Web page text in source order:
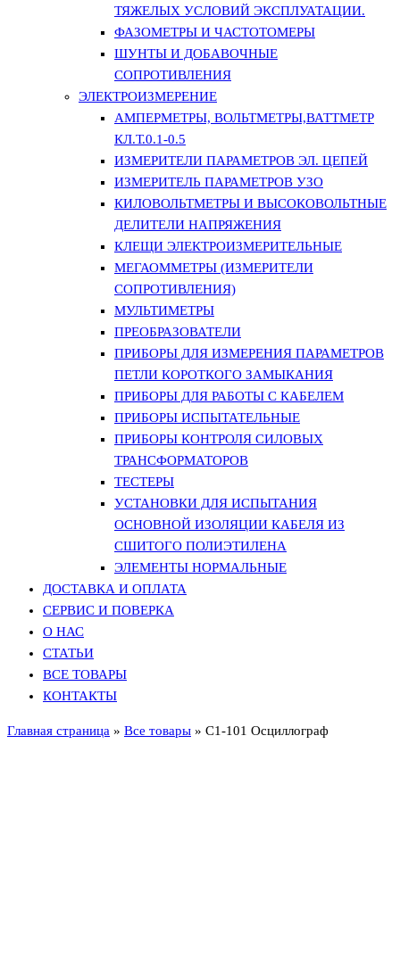
ТЯЖЕЛЫХ УСЛОВИЙ ЭКСПЛУАТАЦИИ.
ФАЗОМЕТРЫ И ЧАСТОТОМЕРЫ
ШУНТЫ И ДОБАВОЧНЫЕ
СОПРОТИВЛЕНИЯ
ЭЛЕКТРОИЗМЕРЕНИЕ
АМПЕРМЕТРЫ, ВОЛЬТМЕТРЫ,ВАТТМЕТР
КЛ.Т.0.1-0.5
ИЗМЕРИТЕЛИ ПАРАМЕТРОВ ЭЛ. ЦЕПЕЙ
ИЗМЕРИТЕЛЬ ПАРАМЕТРОВ УЗО
КИЛОВОЛЬТМЕТРЫ И ВЫСОКОВОЛЬТНЫЕ
ДЕЛИТЕЛИ НАПРЯЖЕНИЯ
КЛЕЩИ ЭЛЕКТРОИЗМЕРИТЕЛЬНЫЕ
МЕГАОММЕТРЫ (ИЗМЕРИТЕЛИ
СОПРОТИВЛЕНИЯ)
МУЛЬТИМЕТРЫ
ПРЕОБРАЗОВАТЕЛИ
ПРИБОРЫ ДЛЯ ИЗМЕРЕНИЯ ПАРАМЕТРОВ
ПЕТЛИ КОРОТКОГО ЗАМЫКАНИЯ
ПРИБОРЫ ДЛЯ РАБОТЫ С КАБЕЛЕМ
ПРИБОРЫ ИСПЫТАТЕЛЬНЫЕ
ПРИБОРЫ КОНТРОЛЯ СИЛОВЫХ
ТРАНСФОРМАТОРОВ
ТЕСТЕРЫ
УСТАНОВКИ ДЛЯ ИСПЫТАНИЯ
ОСНОВНОЙ ИЗОЛЯЦИИ КАБЕЛЯ ИЗ
СШИТОГО ПОЛИЭТИЛЕНА
ЭЛЕМЕНТЫ НОРМАЛЬНЫЕ
ДОСТАВКА И ОПЛАТА
СЕРВИС И ПОВЕРКА
О НАС
СТАТЬИ
ВСЕ ТОВАРЫ
КОНТАКТЫ
Главная страница » Все товары » С1-101 Осциллограф